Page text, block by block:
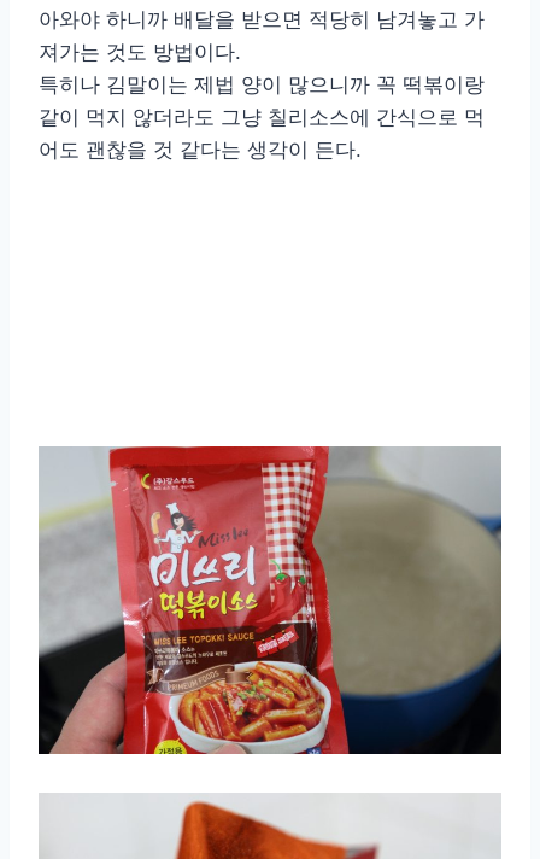
아와야 하니까 배달을 받으면 적당히 남겨놓고 가
져가는 것도 방법이다.
특히나 김말이는 제법 양이 많으니까 꼭 떡볶이랑
같이 먹지 않더라도 그냥 칠리소스에 간식으로 먹
어도 괜찮을 것 같다는 생각이 든다.